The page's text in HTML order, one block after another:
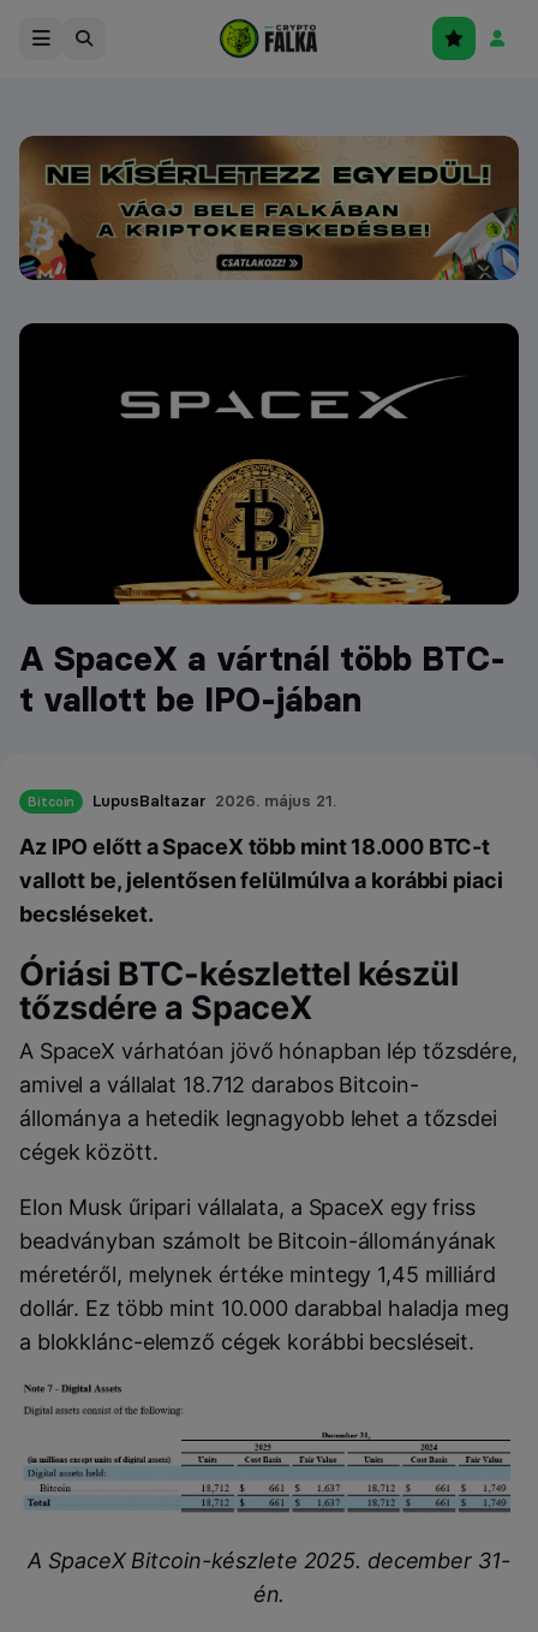
A SpaceX a vártnál több BTC-
t vallott be IPO-jában
Bitcoin LupusBaltazar 2026. május 21.
Az IPO előtt a SpaceX több mint 18.000 BTC-t
vallott be, jelentősen felülmúlva a korábbi piaci
becsléseket.
Óriási BTC-készlettel készül
tőzsdére a SpaceX
A SpaceX várhatóan jövő hónapban lép tőzsdére,
amivel a vállalat 18.712 darabos Bitcoin-
állománya a hetedik legnagyobb lehet a tőzsdei
cégek között.
Elon Musk űripari vállalata, a SpaceX egy friss
beadványban számolt be Bitcoin-állományának
méretéről, melynek értéke mintegy 1,45 milliárd
dollár. Ez több mint 10.000 darabbal haladja meg
a blokklánc-elemző cégek korábbi becsléseit.
A SpaceX Bitcoin-készlete 2025. december 31-
én.